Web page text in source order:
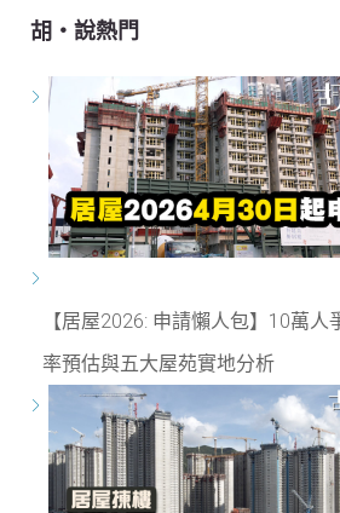
胡‧說熱門
【居屋2026: 申請懶人包】10萬
率預估與五大屋苑實地分析